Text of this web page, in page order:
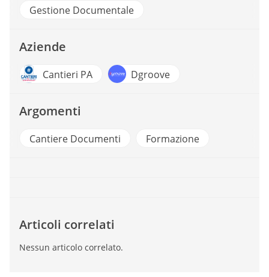
Gestione Documentale
Aziende
Cantieri PA Dgroove
Argomenti
Cantiere Documenti Formazione
Articoli correlati
Nessun articolo correlato.